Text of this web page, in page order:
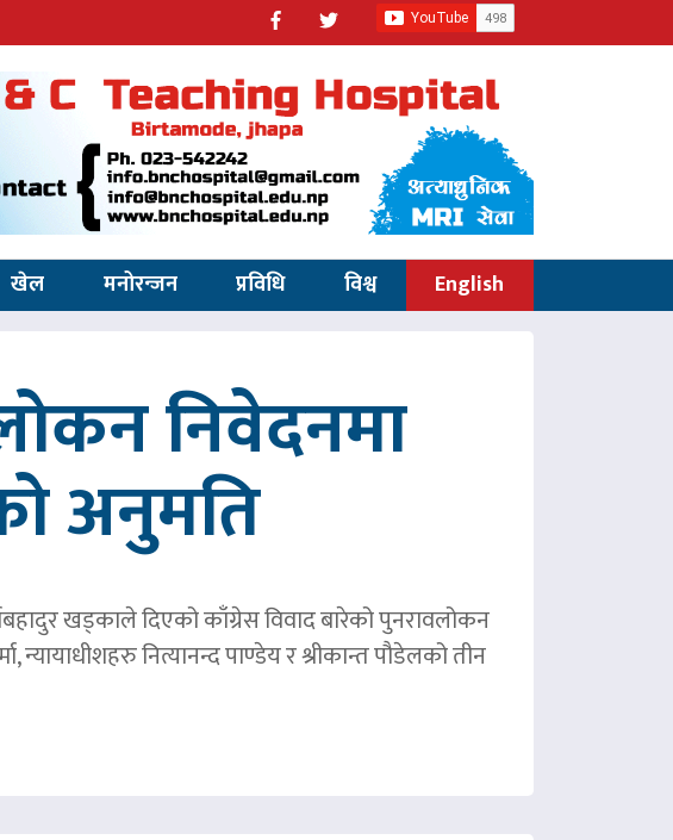
खेल मनोरन्जन प्रविधि विश्व English
निवेदनमा
अनुमति
खड्काले दिएको काँग्रेस विवाद बारेको पुनरावलोकन
न्यायाधीशहरु नित्यानन्द पाण्डेय र श्रीकान्त पौडेलको तीन